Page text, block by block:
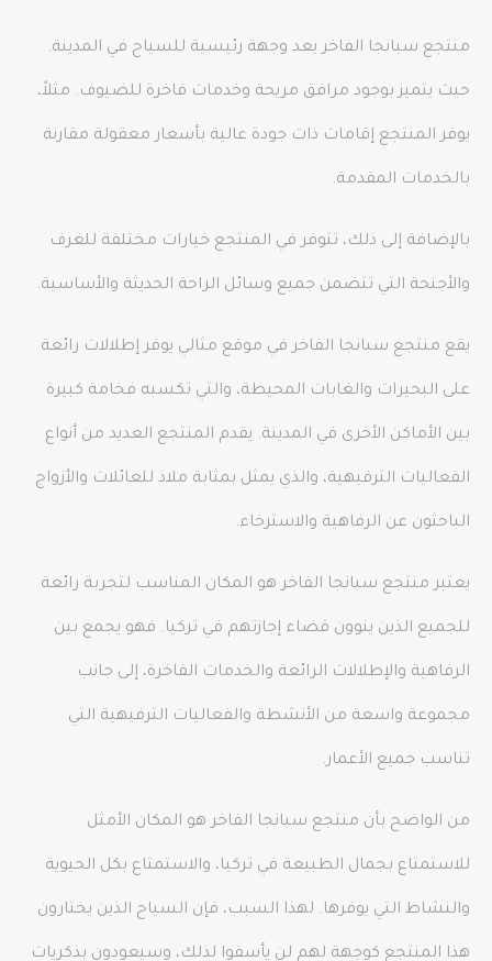
منتجع سبانجا الفاخر يعد وجهة رئيسية للسياح في المدينة.
حيث يتميز بوجود مرافق مريحة وخدمات فاخرة للضيوف. مثلاً،
يوفر المنتجع إقامات ذات جودة عالية بأسعار معقولة مقارنة
بالخدمات المقدمة.
بالإضافة إلى ذلك، تتوفر في المنتجع خيارات مختلفة للغرف
والأجنحة التي تتضمن جميع وسائل الراحة الحديثة والأساسية.
يقع منتجع سبانجا الفاخر في موقع مثالي يوفر إطلالات رائعة
على البحيرات والغابات المحيطة، والتي تكسبه فخامة كبيرة
بين الأماكن الأخرى في المدينة. يقدم المنتجع العديد من أنواع
الفعاليات الترفيهية، والذي يمثل بمثابة ملاذ للعائلات والأزواج
الباحثون عن الرفاهية والاسترخاء.
يعتبر منتجع سبانجا الفاخر هو المكان المناسب لتجربة رائعة
للجميع الذين ينوون قضاء إجازتهم في تركيا. فهو يجمع بين
الرفاهية والإطلالات الرائعة والخدمات الفاخرة، إلى جانب
مجموعة واسعة من الأنشطة والفعاليات الترفيهية التي
تناسب جميع الأعمار.
من الواضح بأن منتجع سبانجا الفاخر هو المكان الأمثل
للاستمتاع بجمال الطبيعة في تركيا، والاستمتاع بكل الحيوية
والنشاط التي يوفرها. لهذا السبب، فإن السياح الذين يختارون
هذا المنتجع كوجهة لهم لن يأسفوا لذلك، وسيعودون بذكريات